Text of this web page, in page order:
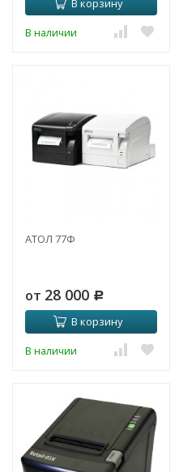
В корзину
В наличии
АТОЛ 77Ф
от 28 000 Р
В корзину
В наличии